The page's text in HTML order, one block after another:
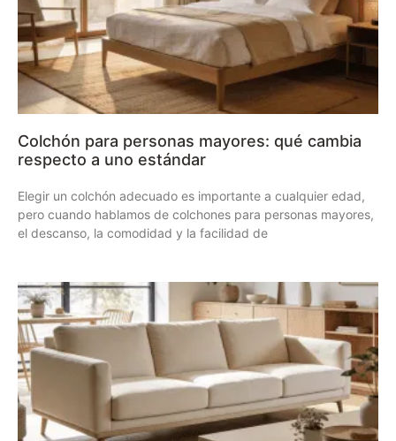
Colchón para personas mayores: qué cambia
respecto a uno estándar
Elegir un colchón adecuado es importante a cualquier edad,
pero cuando hablamos de colchones para personas mayores,
el descanso, la comodidad y la facilidad de